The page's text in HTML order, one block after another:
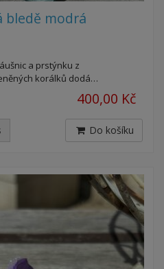
bledě modrá
a prstýnku z
korálků dodá…
400,00 Kč
Do košíku